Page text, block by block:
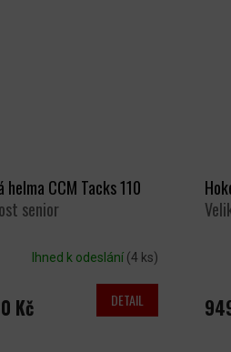
helma CCM Tacks 110
senior
Ihned k odeslání (4 ks)
Kč DETAIL